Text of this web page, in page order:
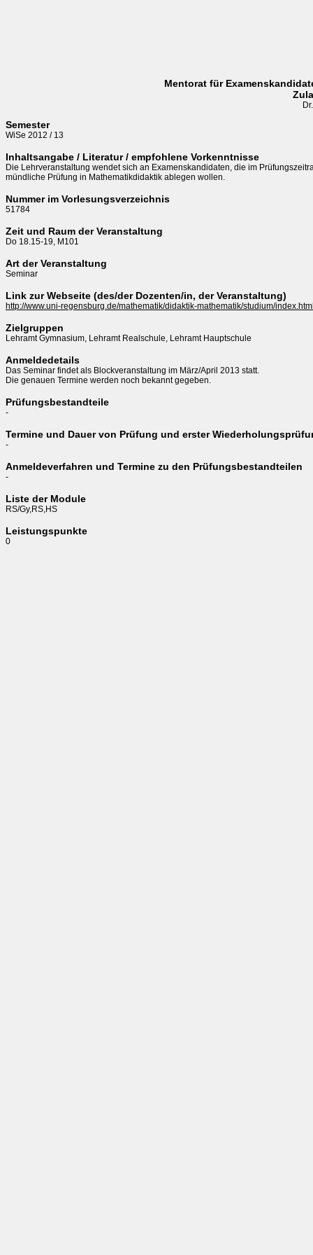
Mentorat für
Semester
WiSe 2012 / 13
Inhaltsangabe / Literatur / empfohlene Vorkenntnisse
Die Lehrveranstaltung wendet sich an Examenskandidaten, die im
mündliche Prüfung in Mathematikdidaktik ablegen wollen.
Nummer im Vorlesungsverzeichnis
51784
Zeit und Raum der Veranstaltung
Do 18.15-19, M101
Art der Veranstaltung
Seminar
Link zur Webseite (des/der Dozenten/in, der Veranstaltung)
http://www.uni-regensburg.de/mathematik/didaktik-mathematik/studium/
Zielgruppen
Lehramt Gymnasium, Lehramt Realschule, Lehramt Hauptschule
Anmeldedetails
Das Seminar findet als Blockveranstaltung im März/April 2013 statt.
Die genauen Termine werden noch bekannt gegeben.
Prüfungsbestandteile
-
Termine und Dauer von Prüfung und erster
-
Anmeldeverfahren und Termine zu den Prüfungsbestandteilen
-
Liste der Module
RS/Gy,RS,HS
Leistungspunkte
0